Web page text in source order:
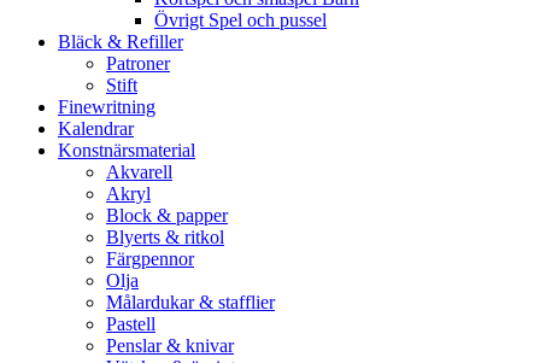
Övrigt Spel och pussel
Bläck & Refiller
Patroner
Stift
Finewritning
Kalendrar
Konstnärsmaterial
Akvarell
Akryl
Block & papper
Blyerts & ritkol
Färgpennor
Olja
Målardukar & stafflier
Pastell
Penslar & knivar